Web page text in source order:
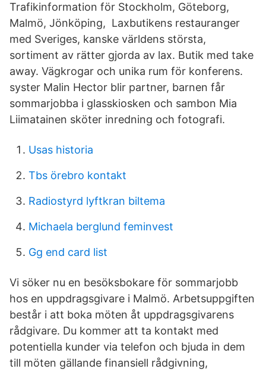
Trafikinformation för Stockholm, Göteborg,
Malmö, Jönköping, Laxbutikens restauranger
med Sveriges, kanske världens största,
sortiment av rätter gjorda av lax. Butik med take
away. Vägkrogar och unika rum för konferens.
syster Malin Hector blir partner, barnen får
sommarjobba i glasskiosken och sambon Mia
Liimatainen sköter inredning och fotografi.
Usas historia
Tbs örebro kontakt
Radiostyrd lyftkran biltema
Michaela berglund feminvest
Gg end card list
Vi söker nu en besöksbokare för sommarjobb
hos en uppdragsgivare i Malmö. Arbetsuppgiften
består i att boka möten åt uppdragsgivarens
rådgivare. Du kommer att ta kontakt med
potentiella kunder via telefon och bjuda in dem
till möten gällande finansiell rådgivning,